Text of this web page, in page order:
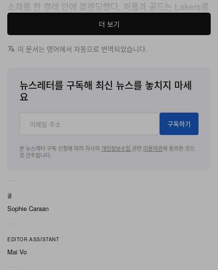
소재를 한 켤레 안에 블렌딩했다. 퍼플과 골드는 Lakers를
가장 직접적으로 상기시키고, 블루·레드·블랙과 메탈릭 포
인트는 Dodgers와 Kings를 향한 제스처로 작용해, 이 팔
레트가 어우러지며 각 페어마다 고유한 아이덴티티를 완성
소재와 구조 역시 이러한 멀티 팀 콘셉트를 그대로 이어간
다. 스웨이드와 레더 패널에 글로시 오버레이, 대비감을 주
는 Swoosh, 스플래터 처리된 미드솔이 더해지며 하나의
어퍼 위에 여러 텍스처와 피니시를 중층적으로 쌓아 올린
구성이다. 힐과 인솔에는 Los Angeles 레터링이 새겨져,
어느 팀의 공식 로고나 브랜딩에도 기대지 않으면서도 도
이 절제된 접근이야말로 초판 발매가 오래도록 회자되는
리트웨어 아이덴티티까지 한꺼번에 참조함으로써, 2019년
작 “What The LA”는 특정 팀에 국한된 팬 아이템이 아니
더 보기
이 문서는 영어에서 자동으로 번역되었습니다.
뉴스레터를 구독해 최신 뉴스를 놓치지 마세
요
구독하기
본 뉴스레터 구독 신청에 따라 자사의 개인정보수집 관련 이용약관에 동의한 것으
로 간주됩니다.
글
Sophie Caraan
EDITOR ASSISTANT
Mai Vo